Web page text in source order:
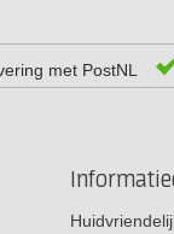
met PostNL